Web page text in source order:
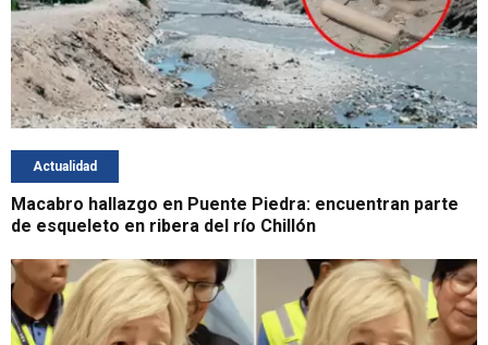
Actualidad
Macabro hallazgo en Puente Piedra: encuentran parte
de esqueleto en ribera del río Chillón